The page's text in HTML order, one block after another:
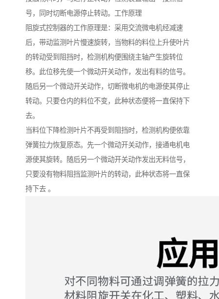
号，同时切断电源停止转动。工作原理
阻旋式控制器的工作原理是：采用交流微电机经减速
后，带动监测叶片慢速旋转，当物料的料位上升使叶片
的转动受到阻挡时，检测机构便围绕主轴产生旋转位
移。此位移先使一个微动开关动作，发出有料的信号。
随后另一个微动开关动作，切断微电机的电源使其停止
转动。只要仓内的料位不变，此种状态便将一直保持下
去。
当料位下降检测叶片不再受到阻挡时，检测机构便依靠
弹簧拉力恢复原态。先一个微动开关动作，接通电机电
源使其旋转。随后另一个微动开关动作发出无料信号，
只要没有物料阻挡监测叶片的转动，此种状态将一直保
持下去 。